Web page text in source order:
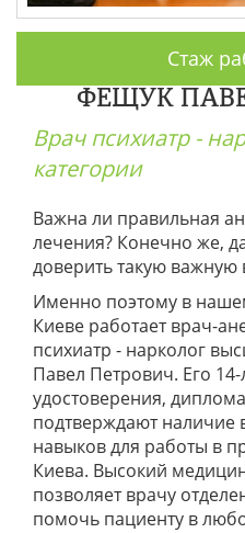
Стаж
ФЕЩУК
Врач психиатр -
категории
Важна ли правильная
лечения? Конечно же,
доверить такую
Именно поэтому в
Киеве работает врач-
психиатр - нарколог
Павел Петрович. Его
удостоверения,
подтверждают
навыков для работы в
Киева. Высокий
позволяет врачу
помочь пациенту в